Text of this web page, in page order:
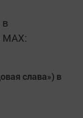
MАХ:
слава») в